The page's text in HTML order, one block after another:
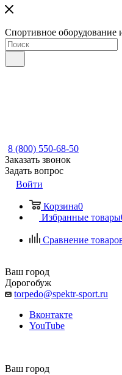
Спортивное оборудование
8 (800) 550-68-50
Заказать звонок
Задать вопрос
Войти
Корзина0
Избранные товары
Сравнение
Ваш город
Дорогобуж
torpedo@spektr-sport.ru
Вконтакте
YouTube
Ваш город